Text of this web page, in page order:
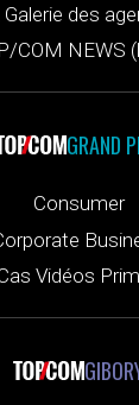
Galerie des
COM NEWS
GRAND
Consumer
Vidéos